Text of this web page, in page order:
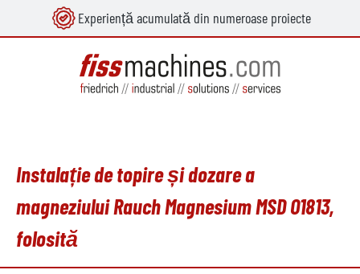
principal Experiență acumulată din numeroase proiecte
Instalație de topire și dozare a
magneziului Rauch Magnesium MSD O1813,
folosită